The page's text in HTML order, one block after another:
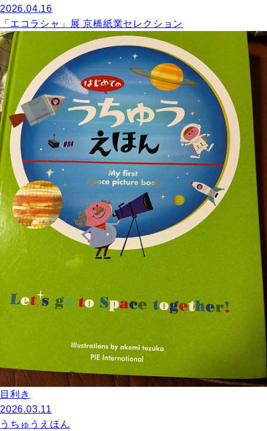
2026.04.16
「エコラシャ」展 京橋紙業セレクション
目利き
2026.03.11
うちゅうえほん